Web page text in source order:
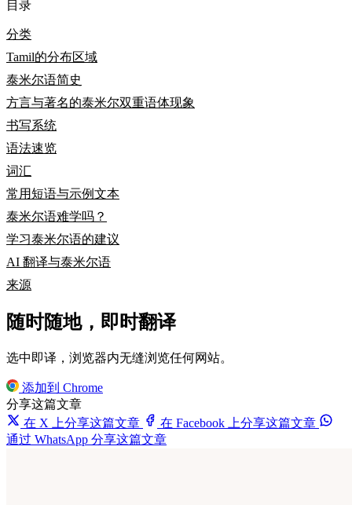
目录
分类
Tamil的分布区域
泰米尔语简史
方言与著名的泰米尔双重语体现象
书写系统
语法速览
词汇
常用短语与示例文本
泰米尔语难学吗？
学习泰米尔语的建议
AI 翻译与泰米尔语
来源
随时随地，即时翻译
选中即译，浏览器内无缝浏览任何网站。
添加到 Chrome
分享这篇文章
在 X 上分享这篇文章
在 Facebook 上分享这篇文章
通过 WhatsApp 分享这篇文章